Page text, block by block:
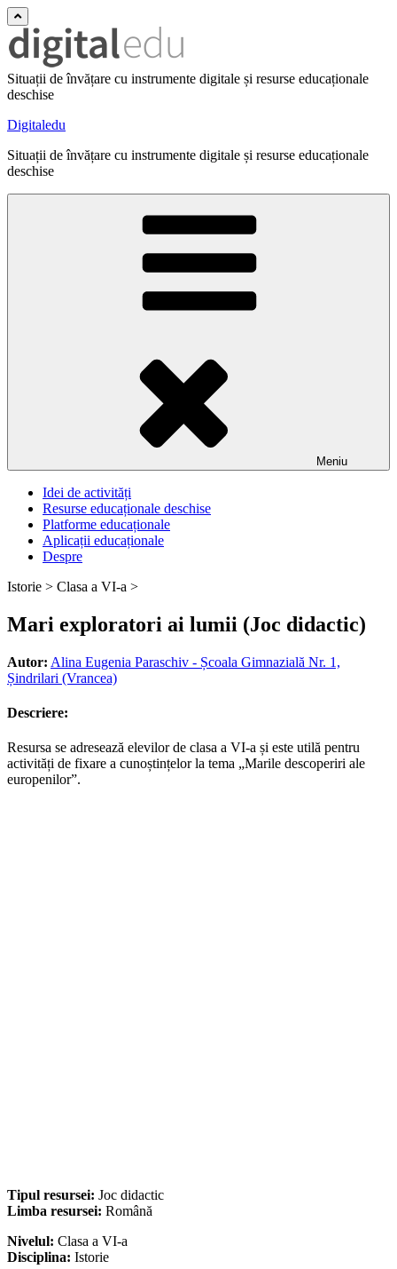
Situații de învățare cu instrumente digitale și resurse educaționale
deschise
Digitaledu
Situații de învățare cu instrumente digitale și resurse educaționale
deschise
Meniu
Idei de activități
Resurse educaționale deschise
Platforme educaționale
Aplicații educaționale
Despre
Istorie > Clasa a VI-a >
Mari exploratori ai lumii (Joc didactic)
Autor: Alina Eugenia Paraschiv - Școala Gimnazială Nr. 1,
Șindrilari (Vrancea)
Descriere:
Resursa se adresează elevilor de clasa a VI-a și este utilă pentru
activități de fixare a cunoștințelor la tema „Marile descoperiri ale
europenilor”.
Tipul resursei: Joc didactic
Limba resursei: Română
Nivelul: Clasa a VI-a
Disciplina: Istorie